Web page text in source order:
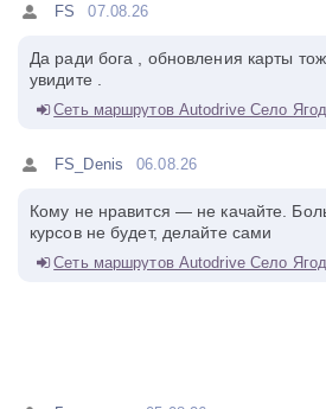
FS 07.08.26
Да ради бога , обновления карты
увидите .
Сеть маршрутов Autodrive Село
FS_Denis 06.08.26
Кому не нравится — не качайте.
курсов не будет, делайте сами
Сеть маршрутов Autodrive Село